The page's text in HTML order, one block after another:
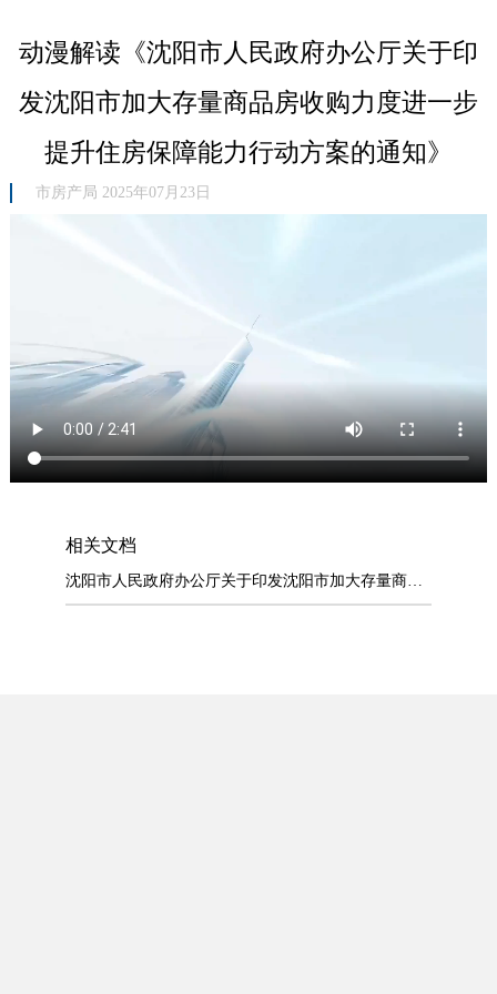
动漫解读《沈阳市人民政府办公厅关于印
发沈阳市加大存量商品房收购力度进一步
提升住房保障能力行动方案的通知》
市房产局 2025年07月23日
相关文档
沈阳市人民政府办公厅关于印发沈阳市加大存量商品房收购力度进一步提升住房...